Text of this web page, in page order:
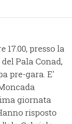
17.00, presso la
Pala Conad,
pre-gara. E'
giornata
risposto